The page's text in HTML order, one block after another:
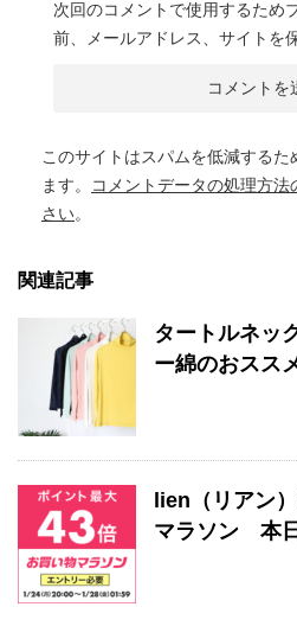
次回のコメントで使用するため
前、メールアドレス、サイトを
このサイトはスパムを低減する
ます。
コメントデータの処理方
さい。
関連記事
タートルネッ
ー綿のおス
lien（リアン
マラソン 本